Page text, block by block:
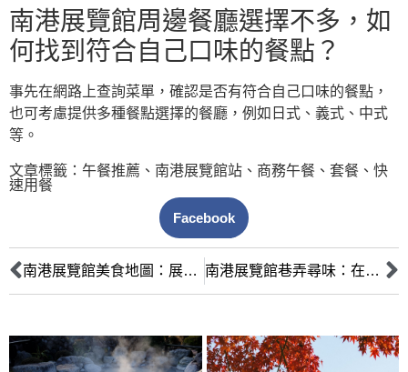
南港展覽館周邊餐廳選擇不多，如
何找到符合自己口味的餐點？
事先在網路上查詢菜單，確認是否有符合自己口味的餐點，
也可考慮提供多種餐點選擇的餐廳，例如日式、義式、中式
等。
文章標籤： 午餐推薦 、 南港展覽館站 、 商務午餐 、 套餐 、 快
速用餐
Facebook
南港展覽館美食地圖：展期必吃 Top 10 質感餐廳攻略 南港展覽館巷弄尋味：在地人才知道的隱藏版美食地圖